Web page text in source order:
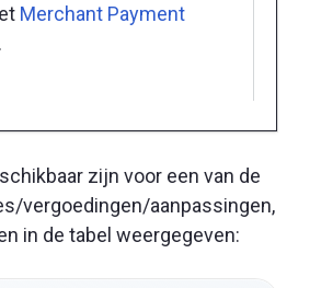
Merchant Payment
.
zijn voor een van de
vergoedingen/aanpassingen,
in de tabel weergegeven: